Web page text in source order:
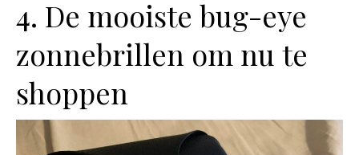
4. De mooiste bug-eye
zonnebrillen om nu te
shoppen